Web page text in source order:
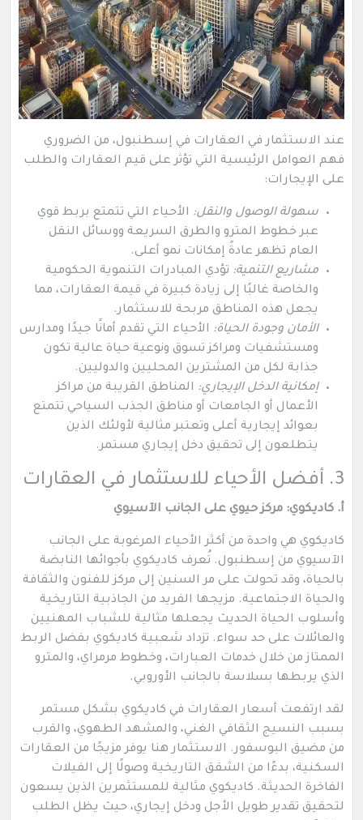
عند الاستثمار في العقارات في إسطنبول، من الضروري
فهم العوامل الرئيسية التي تؤثر على قيم العقارات والطلب
على الإيجارات:
سهولة الوصول والنقل: الأحياء التي تتمتع بربط قوي
عبر خطوط المترو والطرق السريعة ووسائل النقل
العام تظهر عادةً إمكانات نمو أعلى.
مشاريع التنمية: تؤدي المبادرات التنموية الحكومية
والخاصة غالبًا إلى زيادة كبيرة في قيمة العقارات، مما
يجعل هذه المناطق مربحة للاستثمار.
الأمان وجودة الحياة: الأحياء التي تقدم أمانًا جيدًا ومدارس
ومستشفيات ومراكز تسوق ونوعية حياة عالية تكون
جذابة لكل من المشترين المحليين والدوليين.
إمكانية الدخل الإيجاري: المناطق القريبة من مراكز
الأعمال أو الجامعات أو مناطق الجذب السياحي تتمتع
بعوائد إيجارية أعلى وتعتبر مثالية لأولئك الذين
يتطلعون إلى تحقيق دخل إيجاري مستمر.
3. أفضل الأحياء للاستثمار في العقارات
أ. كاديكوي: مركز حيوي على الجانب الآسيوي
كاديكوي هي واحدة من أكثر الأحياء المرغوبة على الجانب
الآسيوي من إسطنبول. تُعرف كاديكوي بأجوائها النابضة
بالحياة، وقد تحولت على مر السنين إلى مركز للفنون والثقافة
والحياة الاجتماعية. مزيجها الفريد من الجاذبية التاريخية
وأسلوب الحياة الحديث يجعلها مثالية للشباب المهنيين
والعائلات على حد سواء. تزداد شعبية كاديكوي بفضل الربط
الممتاز من خلال خدمات العبارات، وخطوط مرمراي، والمترو
الذي يربطها بسلاسة بالجانب الأوروبي.
لقد ارتفعت أسعار العقارات في كاديكوي بشكل مستمر
بسبب النسيج الثقافي الغني، والمشهد الطهوي، والقرب
من مضيق البوسفور. الاستثمار هنا يوفر مزيجًا من العقارات
السكنية، بدءًا من الشقق التاريخية وصولًا إلى الفيلات
الفاخرة الحديثة. كاديكوي مثالية للمستثمرين الذين يسعون
لتحقيق تقدير طويل الأجل ودخل إيجاري، حيث يظل الطلب